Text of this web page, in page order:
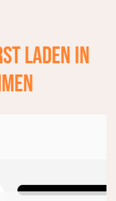
Laden in